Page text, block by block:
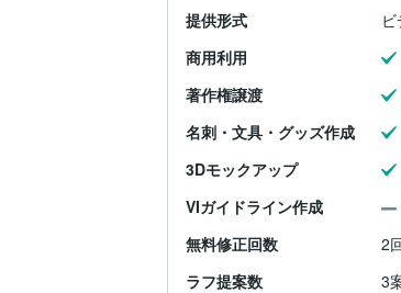
提供形式
商用利用
著作権譲渡
名刺・文具・グッズ作成
3Dモックアップ
VIガイドライン作成
無料修正回数
2
ラフ提案数
3